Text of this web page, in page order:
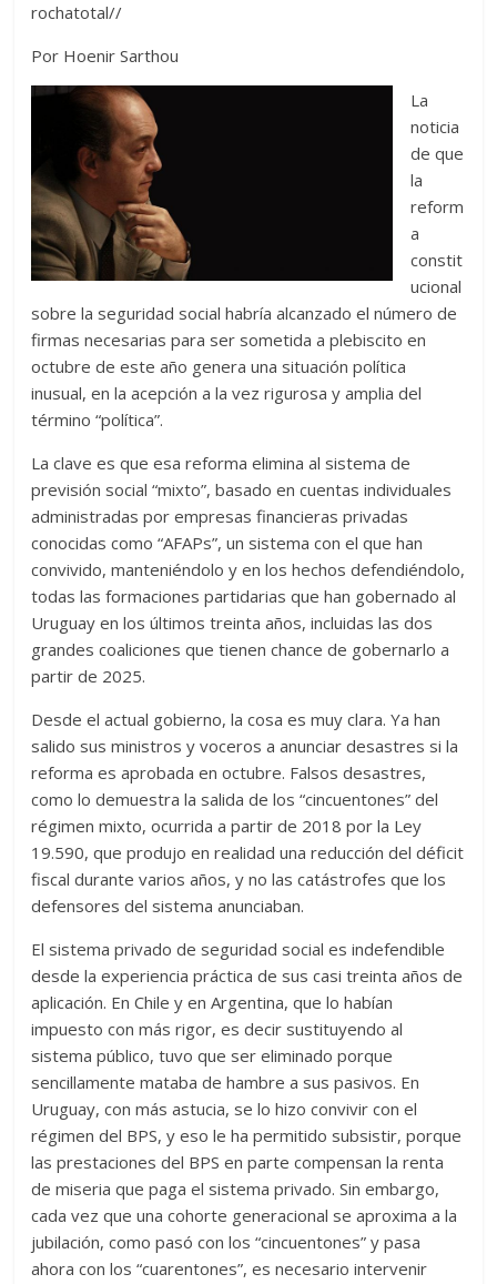
rochatotal//
Por Hoenir Sarthou
La
noticia
de que
la
reform
a
constit
ucional
sobre la seguridad social habría alcanzado el número de
firmas necesarias para ser sometida a plebiscito en
octubre de este año genera una situación política
inusual, en la acepción a la vez rigurosa y amplia del
término “política”.
La clave es que esa reforma elimina al sistema de
previsión social “mixto”, basado en cuentas individuales
administradas por empresas financieras privadas
conocidas como “AFAPs”, un sistema con el que han
convivido, manteniéndolo y en los hechos defendiéndolo,
todas las formaciones partidarias que han gobernado al
Uruguay en los últimos treinta años, incluidas las dos
grandes coaliciones que tienen chance de gobernarlo a
partir de 2025.
Desde el actual gobierno, la cosa es muy clara. Ya han
salido sus ministros y voceros a anunciar desastres si la
reforma es aprobada en octubre. Falsos desastres,
como lo demuestra la salida de los “cincuentones” del
régimen mixto, ocurrida a partir de 2018 por la Ley
19.590, que produjo en realidad una reducción del déficit
fiscal durante varios años, y no las catástrofes que los
defensores del sistema anunciaban.
El sistema privado de seguridad social es indefendible
desde la experiencia práctica de sus casi treinta años de
aplicación. En Chile y en Argentina, que lo habían
impuesto con más rigor, es decir sustituyendo al
sistema público, tuvo que ser eliminado porque
sencillamente mataba de hambre a sus pasivos. En
Uruguay, con más astucia, se lo hizo convivir con el
régimen del BPS, y eso le ha permitido subsistir, porque
las prestaciones del BPS en parte compensan la renta
de miseria que paga el sistema privado. Sin embargo,
cada vez que una cohorte generacional se aproxima a la
jubilación, como pasó con los “cincuentones” y pasa
ahora con los “cuarentones”, es necesario intervenir